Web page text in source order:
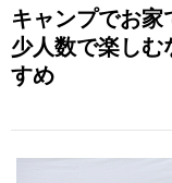
キャンプでお家
少人数で楽し
すめ